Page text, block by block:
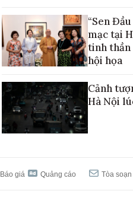
“Sen
mạc tại
tinh thần
hội họa
Cảnh
Hà Nội
Báo giá Quảng cáo Tòa soạn